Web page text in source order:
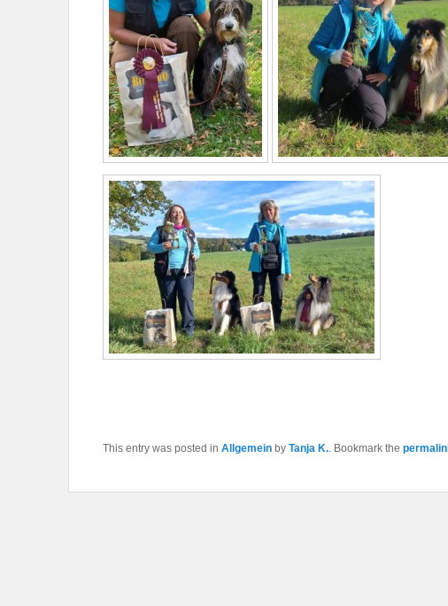
This entry was posted in Allgemein by Tanja K.. Bookmark the